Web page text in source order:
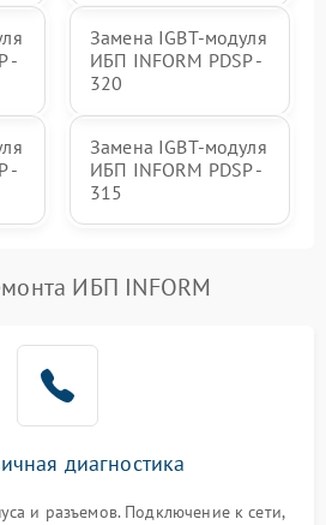
-
Замена IGBT-модуля
ИБП INFORM PDSP -
320
-
Замена IGBT-модуля
ИБП INFORM PDSP -
315
ИБП INFORM
диагностика
и разъемов. Подключение к сети,